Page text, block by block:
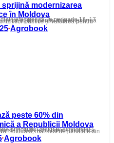
sprijină modernizarea
în Moldova
•Agrobook
peste 60% din
a Republicii Moldova
•Agrobook